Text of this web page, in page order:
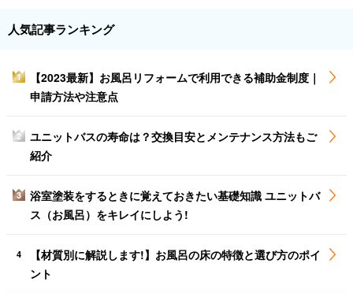
人気記事ランキング
1
【2023最新】お風呂リフォームで利用できる補助金制度｜
申請方法や注意点
2
ユニットバスの寿命は？交換目安とメンテナンス方法もご
紹介
3
浴室塗装をするときに覚えておきたい基礎知識 ユニットバ
ス（お風呂）をキレイにしよう!
4
【材質別に解説します!】お風呂の床の特徴と選び方のポイ
ント